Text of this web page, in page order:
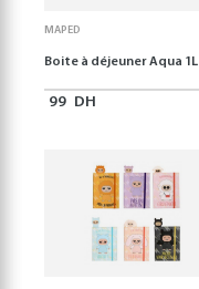
MAPED
Boite à déjeuner Aqua 1L
99 DH